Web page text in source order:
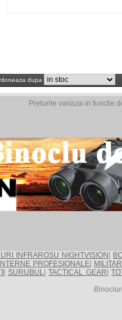
dupa
Preturile variaza in functie
INFRAROSU NIGHTVISION|
PROFESIONALE|
SURUBUL|TACTICAL GEAR|